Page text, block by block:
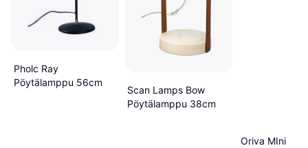
Pholc Ray
Pöytälamppu 56cm
Scan Lamps Bow
Pöytälamppu 38cm
Oriva MIni